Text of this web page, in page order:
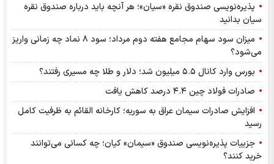
پذیره‌نویسی صندوق نقره «سیان»؛ هر آنچه باید درباره صندوق نقره
سیان بدانید
میزان سود سهام مجامع هفته دوم مرداد؛ سود ۸ نماد چه زمانی واریز
می‌شود؟
بورس وارد کانال ۵.۵ میلیون شد؛ دلار و طلا چه مسیری رفتند؟
صادرات فولاد چین ۴.۴ درصد کاهش یافت
افزایش صادرات سیمان عراق به سوریه؛ کارخانه القائم به ظرفیت کامل
رسید
جزییات پذیره‌نویسی صندوق «سیمان» کیان؛ چه کسانی می‌توانند
خرید کنند؟